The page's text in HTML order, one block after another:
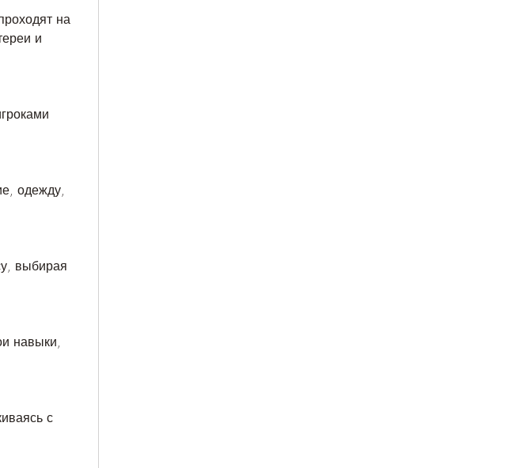
на
и
одежду,
выбирая
навыки,
с